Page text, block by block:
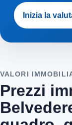
Inizia la
VALORI
Prezzi